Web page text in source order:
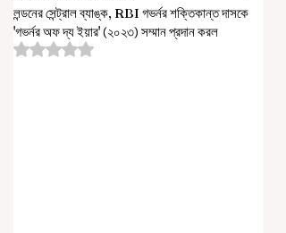
লন্ডনের সেন্ট্রাল ব্যাঙ্ক, RBI গভর্নর শক্তিকান্ত দাসকে
'গভর্নর অফ দ্য ইয়ার' (২০২৩) সম্মান প্রদান করল
Rated NaN out of 5 stars.